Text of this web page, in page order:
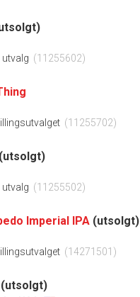
utvalg (11255602)
(11255702)
(utsolgt)
utvalg (11255502)
Imperial IPA (utsolgt)
(14271501)
(utsolgt)